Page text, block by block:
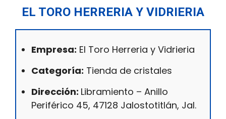
EL TORO HERRERIA Y VIDRIERIA
Empresa: El Toro Herreria y Vidrieria
Categoría: Tienda de cristales
Dirección: Libramiento – Anillo
Periférico 45, 47128 Jalostotitlán, Jal.